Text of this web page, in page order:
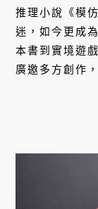
推理小說《模
迷，如今更成
本書到實境遊
廣邀多方創作